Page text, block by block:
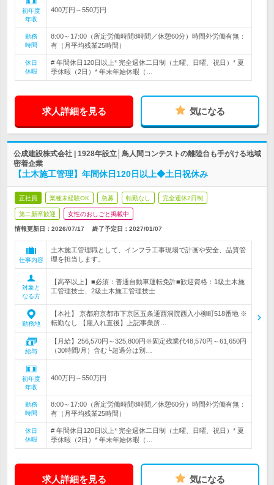
初年度
年収
400万円～550万円
勤務
時間
8:00～17:00（所定労働時間8時間／休憩60分）時間外労働有無：
有（月平均残業25時間）
休日
休暇
# 年間休日120日以上* 完全週休二日制（土曜、日曜、祝日）* 夏
季休暇（2日）* 年末年始休暇（…
求人詳細を見る 気になる
公成建設株式会社 | 1928年設立│鳥人間コンテストの離陸台も手がける地域
密着企業
【土木施工管理】年間休日120日以上◆土日祝休み
正社員 業種未経験OK 急募 転勤なし 完全週休2日制
第二新卒歓迎 女性のおしごと掲載中
情報更新日：2026/07/17 終了予定日： 2027/01/07
仕事内容
土木施工管理職として、インフラ工事現場で計画や安全、品質管
理を担当します。
対象と
なる方
【高卒以上】■必須：普通自動車運転免許■歓迎資格：1級土木施
工管理技士、2級土木施工管理技士
勤務地
【本社】 京都府京都市下京区五条通西洞院西入小柳町518番地 ※
転勤なし 【雇入れ直後】上記事業所…
給与
【月給】256,570円～325,800円※固定残業代48,570円～61,650円
（30時間/月）含む└超過分は別…
初年度
年収
400万円～550万円
勤務
時間
8:00～17:00（所定労働時間8時間／休憩60分）時間外労働有無：
有（月平均残業25時間）
休日
休暇
# 年間休日120日以上* 完全週休二日制（土曜、日曜、祝日）* 夏
季休暇（2日）* 年末年始休暇（…
求人詳細を見る 気になる